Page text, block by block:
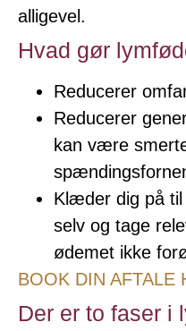
alligevel.
Hvad gør
Reducerer
Reducerer
kan være
Klæder dig på til
selv og tage
ødemet ikke
BOOK DIN AFTALE
Der er to faser i